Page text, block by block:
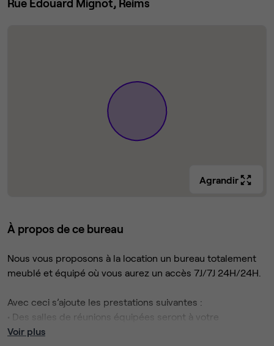
Rue Edouard Mignot, Reims
Agrandir
À propos de ce bureau
Nous vous proposons à la location un bureau totalement
meublé et équipé où vous aurez un accès 7J/7J 24H/24H.
Avec ceci s’ajoute les prestations suivantes :
• Des salles de réunions équipées seront à votre
disposition gratuitement (visioconférence disponible).
Voir plus